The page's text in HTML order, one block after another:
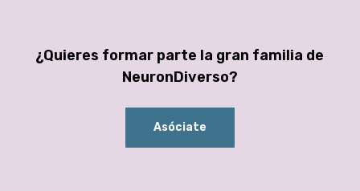
¿Quieres formar parte la gran familia de
NeuronDiverso?
Asóciate